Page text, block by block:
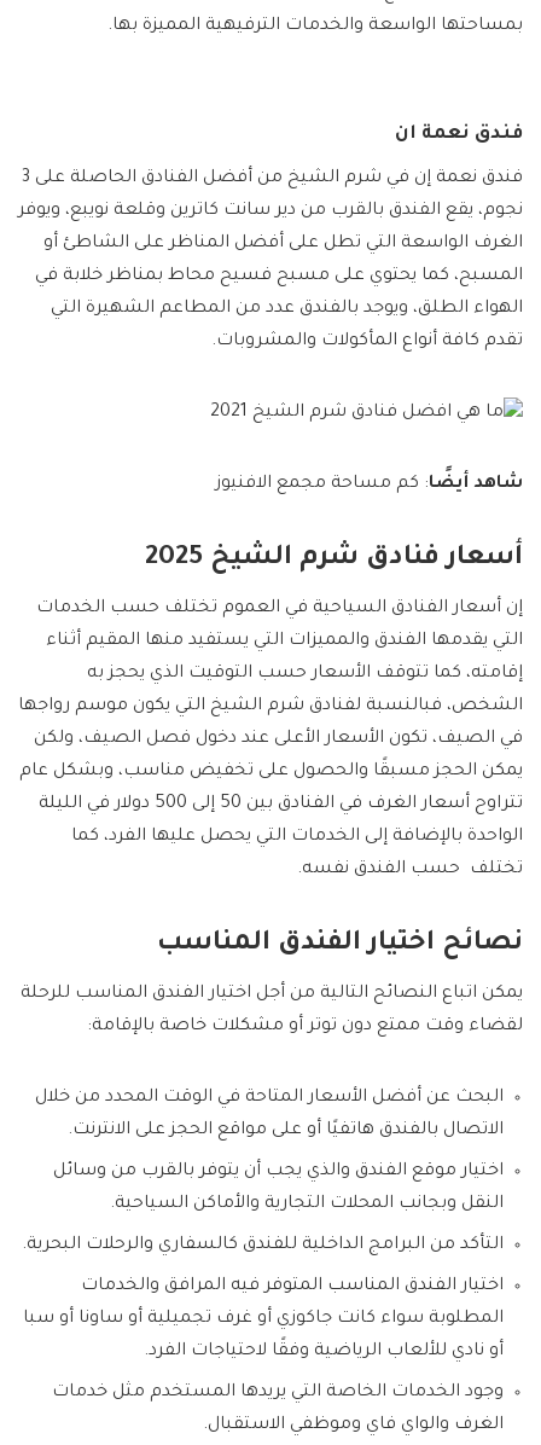
بمساحتها الواسعة والخدمات الترفيهية المميزة بها.
فندق نعمة ان
فندق نعمة إن في شرم الشيخ من أفضل الفنادق الحاصلة على 3
نجوم، يقع الفندق بالقرب من دير سانت كاترين وقلعة نويبع، ويوفر
الغرف الواسعة التي تطل على أفضل المناظر على الشاطئ أو
المسبح، كما يحتوي على مسبح فسيح محاط بمناظر خلابة في
الهواء الطلق، ويوجد بالفندق عدد من المطاعم الشهيرة التي
تقدم كافة أنواع المأكولات والمشروبات.
شاهد أيضًا: كم مساحة مجمع الافنيوز
أسعار فنادق شرم الشيخ 2025
إن أسعار الفنادق السياحية في العموم تختلف حسب الخدمات
التي يقدمها الفندق والمميزات التي يستفيد منها المقيم أثناء
إقامته، كما تتوقف الأسعار حسب التوقيت الذي يحجز به
الشخص، فبالنسبة لفنادق شرم الشيخ التي يكون موسم رواجها
في الصيف، تكون الأسعار الأعلى عند دخول فصل الصيف، ولكن
يمكن الحجز مسبقًا والحصول على تخفيض مناسب، وبشكل عام
تتراوح أسعار الغرف في الفنادق بين 50 إلى 500 دولار في الليلة
الواحدة بالإضافة إلى الخدمات التي يحصل عليها الفرد، كما
تختلف حسب الفندق نفسه.
نصائح اختيار الفندق المناسب
يمكن اتباع النصائح التالية من أجل اختيار الفندق المناسب للرحلة
لقضاء وقت ممتع دون توتر أو مشكلات خاصة بالإقامة:
البحث عن أفضل الأسعار المتاحة في الوقت المحدد من خلال
الاتصال بالفندق هاتفيًا أو على مواقع الحجز على الانترنت.
اختيار موقع الفندق والذي يجب أن يتوفر بالقرب من وسائل
النقل وبجانب المحلات التجارية والأماكن السياحية.
التأكد من البرامج الداخلية للفندق كالسفاري والرحلات البحرية.
اختيار الفندق المناسب المتوفر فيه المرافق والخدمات
المطلوبة سواء كانت جاكوزي أو غرف تجميلية أو ساونا أو سبا
أو نادي للألعاب الرياضية وفقًا لاحتياجات الفرد.
وجود الخدمات الخاصة التي يريدها المستخدم مثل خدمات
الغرف والواي فاي وموظفي الاستقبال.